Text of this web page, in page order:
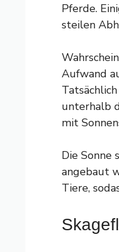
Pferde.
steilen
Aufwand
unterhalb
mit
Die Sonne
angebaut
Tiere,